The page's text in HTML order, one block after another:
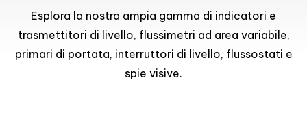
Esplora la nostra ampia gamma di indicatori e
trasmettitori di livello, flussimetri ad area variabile,
primari di portata, interruttori di livello, flussostati e
spie visive.